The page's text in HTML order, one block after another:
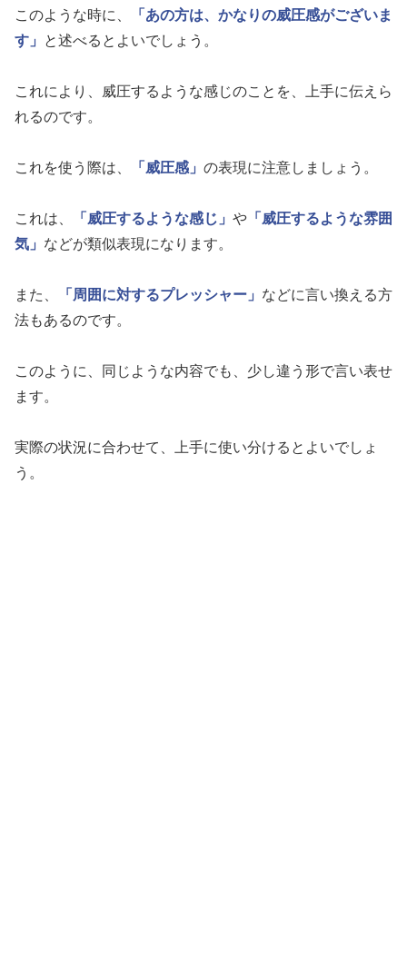
このような時に、
「あの方は、かなりの威圧感がございま
す」
と述べるとよいでしょう。
これにより、威圧するような感じのことを、上手に伝えら
れるのです。
これを使う際は、 「威圧感」 の表現に注意しましょう。
これは、 「威圧するような感じ」 や 「威圧するような雰囲
気」 などが類似表現になります。
また、 「周囲に対するプレッシャー」 などに言い換える方
法もあるのです。
このように、同じような内容でも、少し違う形で言い表せ
ます。
実際の状況に合わせて、上手に使い分けるとよいでしょ
う。